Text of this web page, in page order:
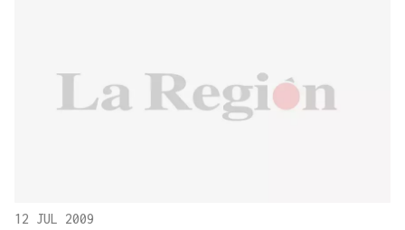
12 JUL 2009